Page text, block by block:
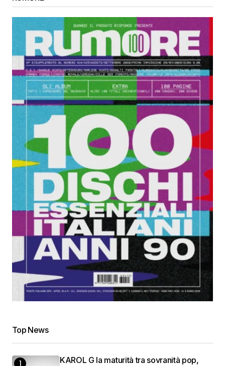
Top News
KAROL G la maturità tra sovranità pop,